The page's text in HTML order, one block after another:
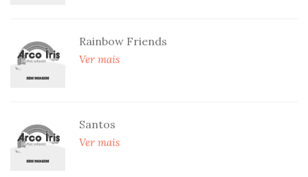
Rainbow Friends
Ver mais
Santos
Ver mais